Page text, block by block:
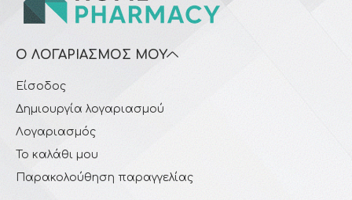
Ο ΛΟΓΑΡΙΑΣΜΌΣ ΜΟΥ
Είσοδος
Δημιουργία λογαριασμού
Λογαριασμός
Το καλάθι μου
Παρακολούθηση παραγγελίας